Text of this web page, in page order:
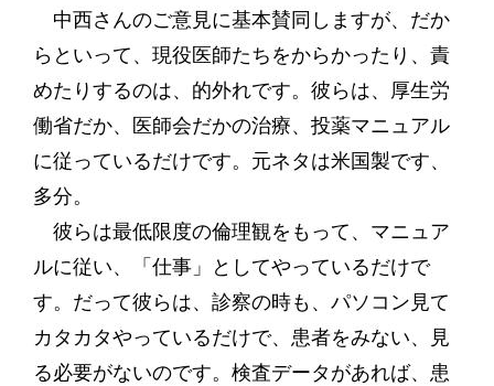
中西さんのご意見に基本賛同しますが、だか
らといって、現役医師たちをからかったり、責
めたりするのは、的外れです。彼らは、厚生労
働省だか、医師会だかの治療、投薬マニュアル
に従っているだけです。元ネタは米国製です、
多分。
彼らは最低限度の倫理観をもって、マニュア
ルに従い、「仕事」としてやっているだけで
す。だって彼らは、診察の時も、パソコン見て
カタカタやっているだけで、患者をみない、見
る必要がないのです。検査データがあれば、患